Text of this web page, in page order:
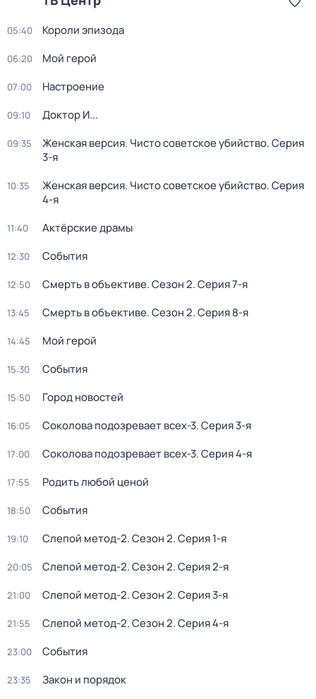
05:40 Короли эпизода
06:20 Мой герой
07:00 Настроение
09:10 Доктор И...
09:35 Женская версия. Чисто советское убийство. Серия
3-я
10:35 Женская версия. Чисто советское убийство. Серия
4-я
11:40 Актёрские драмы
12:30 События
12:50 Смерть в объективе. Сезон 2. Серия 7-я
13:45 Смерть в объективе. Сезон 2. Серия 8-я
14:45 Мой герой
15:30 События
15:50 Город новостей
16:05 Соколова подозревает всех-3. Серия 3-я
17:00 Соколова подозревает всех-3. Серия 4-я
17:55 Родить любой ценой
18:50 События
19:10 Слепой метод-2. Сезон 2. Серия 1-я
20:05 Слепой метод-2. Сезон 2. Серия 2-я
21:00 Слепой метод-2. Сезон 2. Серия 3-я
21:55 Слепой метод-2. Сезон 2. Серия 4-я
23:00 События
23:35 Закон и порядок